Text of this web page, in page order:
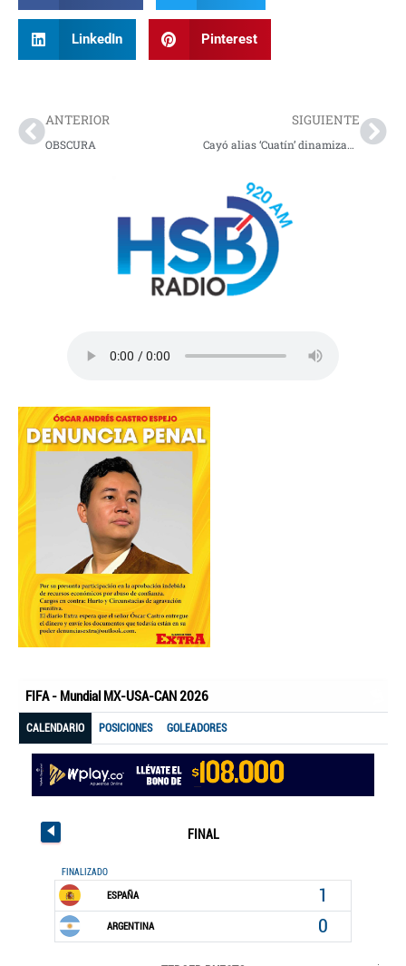
LinkedIn Pinterest
ANTERIOR
OBSCURA
SIGUIENTE
Cayó alias ‘Cuatín’ dinamizador de delitos ambientales en Cauca y Valle